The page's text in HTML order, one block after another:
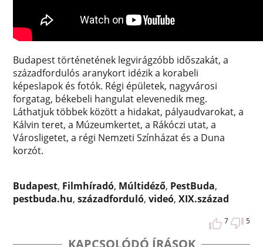
Budapest történetének legvirágzóbb időszakát, a
századfordulós aranykort idézik a korabeli
képeslapok és fotók. Régi épületek, nagyvárosi
forgatag, békebeli hangulat elevenedik meg.
Láthatjuk többek között a hidakat, pályaudvarokat, a
Kálvin teret, a Múzeumkertet, a Rákóczi utat, a
Városligetet, a régi Nemzeti Színházat és a Duna
korzót.
Budapest, Filmhíradó, Múltidéző, PestBuda,
pestbuda.hu,századforduló,videó,XIX.század
7 5
KAPCSOLÓDÓ ÍRÁSOK